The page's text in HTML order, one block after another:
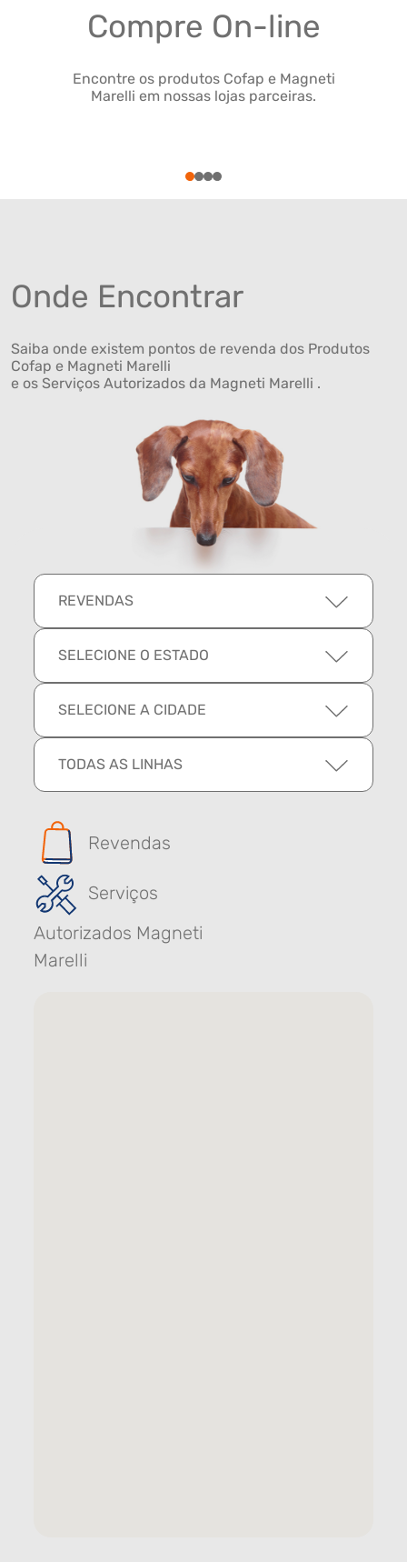
Compre On-line
Encontre os produtos Cofap e Magneti
Marelli em nossas lojas parceiras.
1234
Onde Encontrar
Saiba onde existem pontos de revenda dos Produtos
Cofap e Magneti Marelli
e os Serviços Autorizados da Magneti Marelli .
REVENDAS
SELECIONE O ESTADO
SELECIONE A CIDADE
TODAS AS LINHAS
Revendas
Serviços
Autorizados Magneti
Marelli